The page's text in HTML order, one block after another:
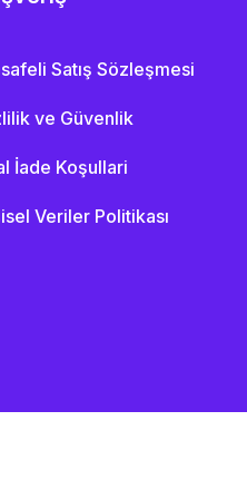
Satış Sözleşmesi
ve Güvenlik
İade Koşullari
Veriler Politikası